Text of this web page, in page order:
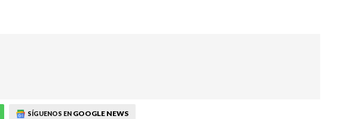
SÍGUENOS EN GOOGLE NEWS